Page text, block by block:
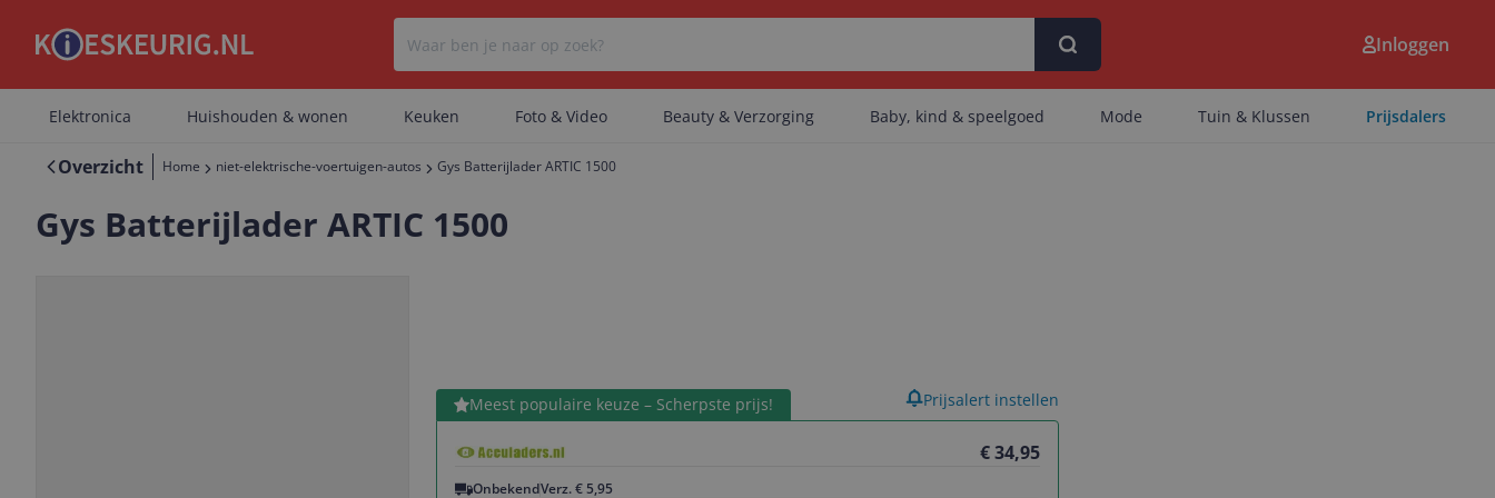
Er zijn geen artikelen gevonden.
Inloggen
Elektronica Huishouden & wonen Keuken Foto & Video Beauty & Verzorging Baby, kind & speelgoed Mode Tuin & Klussen Prijsdalers
Overzicht Home niet-elektrische-voertuigen-autos Gys Batterijlader ARTIC 1500
Gys Batterijlader ARTIC 1500
Meest populaire keuze – Scherpste prijs!
€ 34,95
OnbekendVerz. € 5,95
Bekijk product Prijsalert instellen